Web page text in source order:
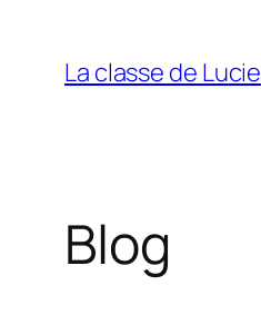
contenu
La classe de Lucie
Blog